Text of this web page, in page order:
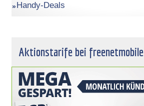
Handy-Deals
Aktionstarife bei freenetmobile